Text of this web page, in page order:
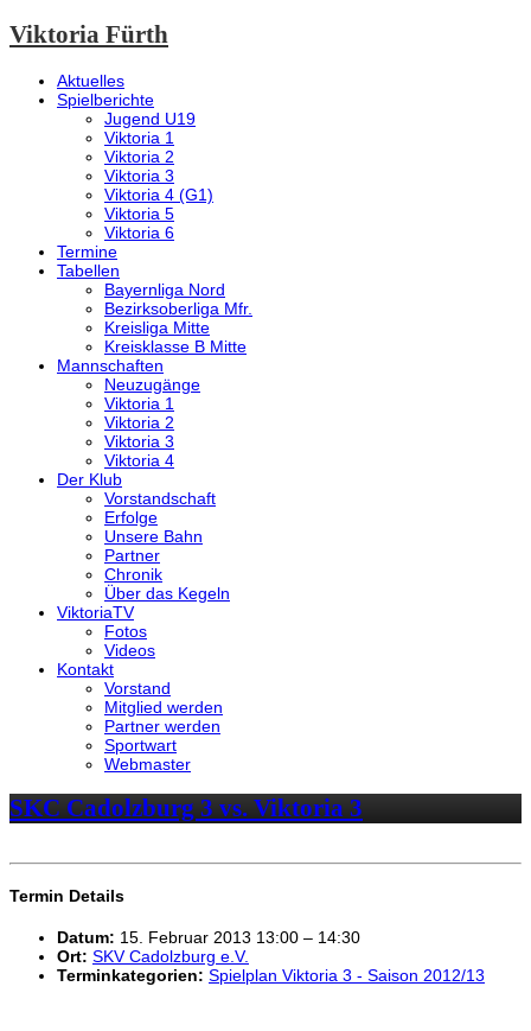
Viktoria Fürth
Aktuelles
Spielberichte
Jugend U19
Viktoria 1
Viktoria 2
Viktoria 3
Viktoria 4 (G1)
Viktoria 5
Viktoria 6
Termine
Tabellen
Bayernliga Nord
Bezirksoberliga Mfr.
Kreisliga Mitte
Kreisklasse B Mitte
Mannschaften
Neuzugänge
Viktoria 1
Viktoria 2
Viktoria 3
Viktoria 4
Der Klub
Vorstandschaft
Erfolge
Unsere Bahn
Partner
Chronik
Über das Kegeln
ViktoriaTV
Fotos
Videos
Kontakt
Vorstand
Mitglied werden
Partner werden
Sportwart
Webmaster
SKC Cadolzburg 3 vs. Viktoria 3
Termin Details
Datum: 15. Februar 2013 13:00 – 14:30
Ort: SKV Cadolzburg e.V.
Terminkategorien: Spielplan Viktoria 3 - Saison 2012/13